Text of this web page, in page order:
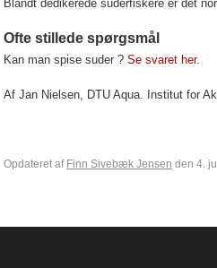
Blandt dedikerede suderfiskere er det
Ofte stillede spørgsmål
Kan man spise suder ? Se svaret her.
Af Jan Nielsen, DTU Aqua. Institut for
Opdateret af Finn Sivebæk Jensen den 4.